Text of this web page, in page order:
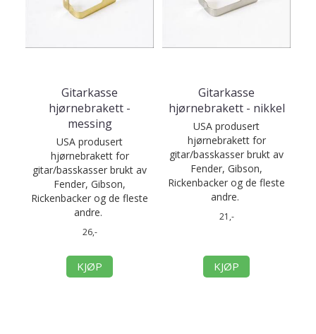
Gitarkasse
hjørnebrakett -
messing
USA produsert
hjørnebrakett for
gitar/basskasser brukt av
Fender, Gibson,
Rickenbacker og de fleste
andre.
26,-
KJØP
Gitarkasse
hjørnebrakett - nikkel
USA produsert
hjørnebrakett for
gitar/basskasser brukt av
Fender, Gibson,
Rickenbacker og de fleste
andre.
21,-
KJØP